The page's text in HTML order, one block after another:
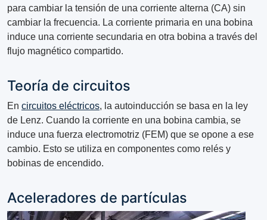
para cambiar la tensión de una corriente alterna (CA) sin
cambiar la frecuencia. La corriente primaria en una bobina
induce una corriente secundaria en otra bobina a través del
flujo magnético compartido.
Teoría de circuitos
En circuitos eléctricos, la autoinducción se basa en la ley
de Lenz. Cuando la corriente en una bobina cambia, se
induce una fuerza electromotriz (FEM) que se opone a ese
cambio. Esto se utiliza en componentes como relés y
bobinas de encendido.
Aceleradores de partículas